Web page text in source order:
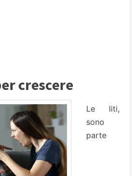
crescere
Le liti,
sono
parte